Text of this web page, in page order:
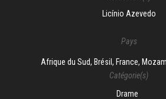
Licínio Azevedo
Pays
Afrique du Sud, Brésil, France,
Catégorie(s)
Drame